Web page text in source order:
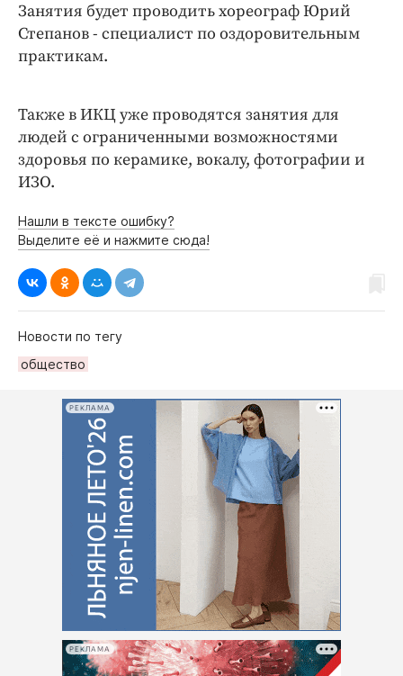
Занятия будет проводить хореограф Юрий
Степанов - специалист по оздоровительным
практикам.
Также в ИКЦ уже проводятся занятия для
людей с ограниченными возможностями
здоровья по керамике, вокалу, фотографии и
ИЗО.
Нашли в тексте ошибку?
Выделите её и нажмите сюда!
Новости по тегу
общество
РЕКЛАМА
РЕКЛАМА